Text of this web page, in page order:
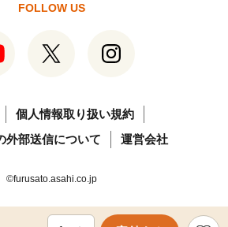
FOLLOW US
個人情報取り扱い規約
外部送信について
運営会社
©furusato.asahi.co.jp